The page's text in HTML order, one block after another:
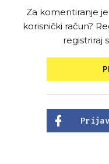
Za komentiranje
korisnički račun?
registriraj